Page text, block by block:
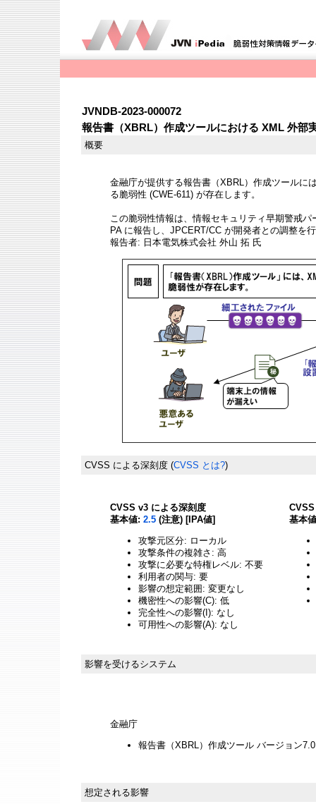
JVNDB-2023-000072
報告書（XBRL）作成ツールにおける XML 外部
概要
金融庁が提供する報告書（XBRL）作成ツールに
る脆弱性 (CWE-611) が存在します。
この脆弱性情報は、情報セキュリティ早期警戒
PA に報告し、JPCERT/CC が開発者との調整を
報告者: 日本電気株式会社 外山 拓 氏
CVSS による深刻度 (CVSS とは?)
CVSS v3 による深刻度
基本値: 2.5 (注意) [IPA値]
攻撃元区分: ローカル
攻撃条件の複雑さ: 高
攻撃に必要な特権レベル: 不要
利用者の関与: 要
影響の想定範囲: 変更なし
機密性への影響(C): 低
完全性への影響(I): なし
可用性への影響(A): なし
基本
影響を受けるシステム
金融庁
報告書（XBRL）作成ツール バージョン
想定される影響